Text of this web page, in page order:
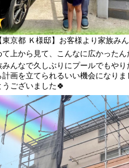
東京都 Ｋ様邸】お客様より家族み
て上から見て、こんなに広かった
んなで久しぶりにプールでもや
画を立てられるいい機会になり
ございました🍀